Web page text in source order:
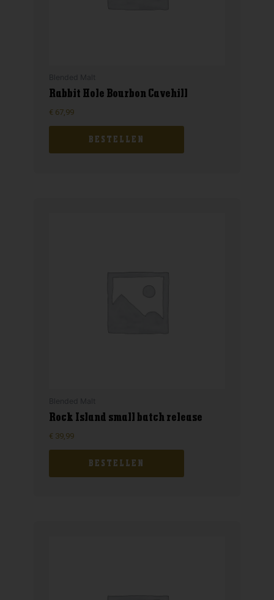
Rabbit Hole Bourbon Cavehill
€67,99
BESTELLEN
Rock Island small batch release
€39,99
BESTELLEN